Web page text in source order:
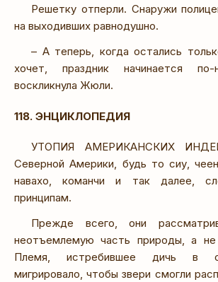
Решетку отперли. Снаружи
на выходивших равнодушно.
– А теперь, когда остались
хочет, праздник начинается
воскликнула Жюли.
118. ЭНЦИКЛОПЕДИЯ
УТОПИЯ АМЕРИКАНСКИХ
Северной Америки, будь то сиу,
навахо, команчи и так далее,
принципам.
Прежде всего, они
неотъемлемую часть природы, а
Племя, истребившее дичь в
мигрировало, чтобы звери смогли